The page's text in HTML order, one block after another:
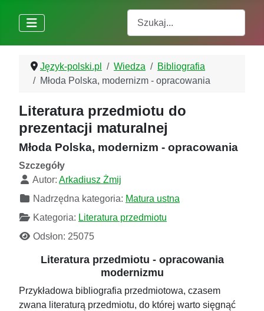
Język-polski.pl Wiedza
Bibliografia
Młoda Polska, modernizm - opracowania
Literatura przedmiotu do
prezentacji maturalnej
Młoda Polska, modernizm - opracowania
Szczegóły
Autor: Arkadiusz Żmij
Nadrzędna kategoria: Matura ustna
Kategoria: Literatura przedmiotu
Odsłon: 25075
Literatura przedmiotu - opracowania
modernizmu
Przykładowa bibliografia przedmiotowa, czasem
zwana literaturą przedmiotu, do której warto sięgnąć